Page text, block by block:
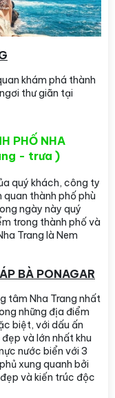
khám phá thành
thư giãn tại
PHỐ NHA
- trưa )
quý khách, công ty
thành phố phù
ngày này quý
trong thành phố và
Trang là Nem
BÀ PONAGAR
tâm Nha Trang nhất
những địa điểm
biệt, với dấu ấn
và lớn nhất khu
nước biển với 3
xung quanh bởi
và kiến trúc độc